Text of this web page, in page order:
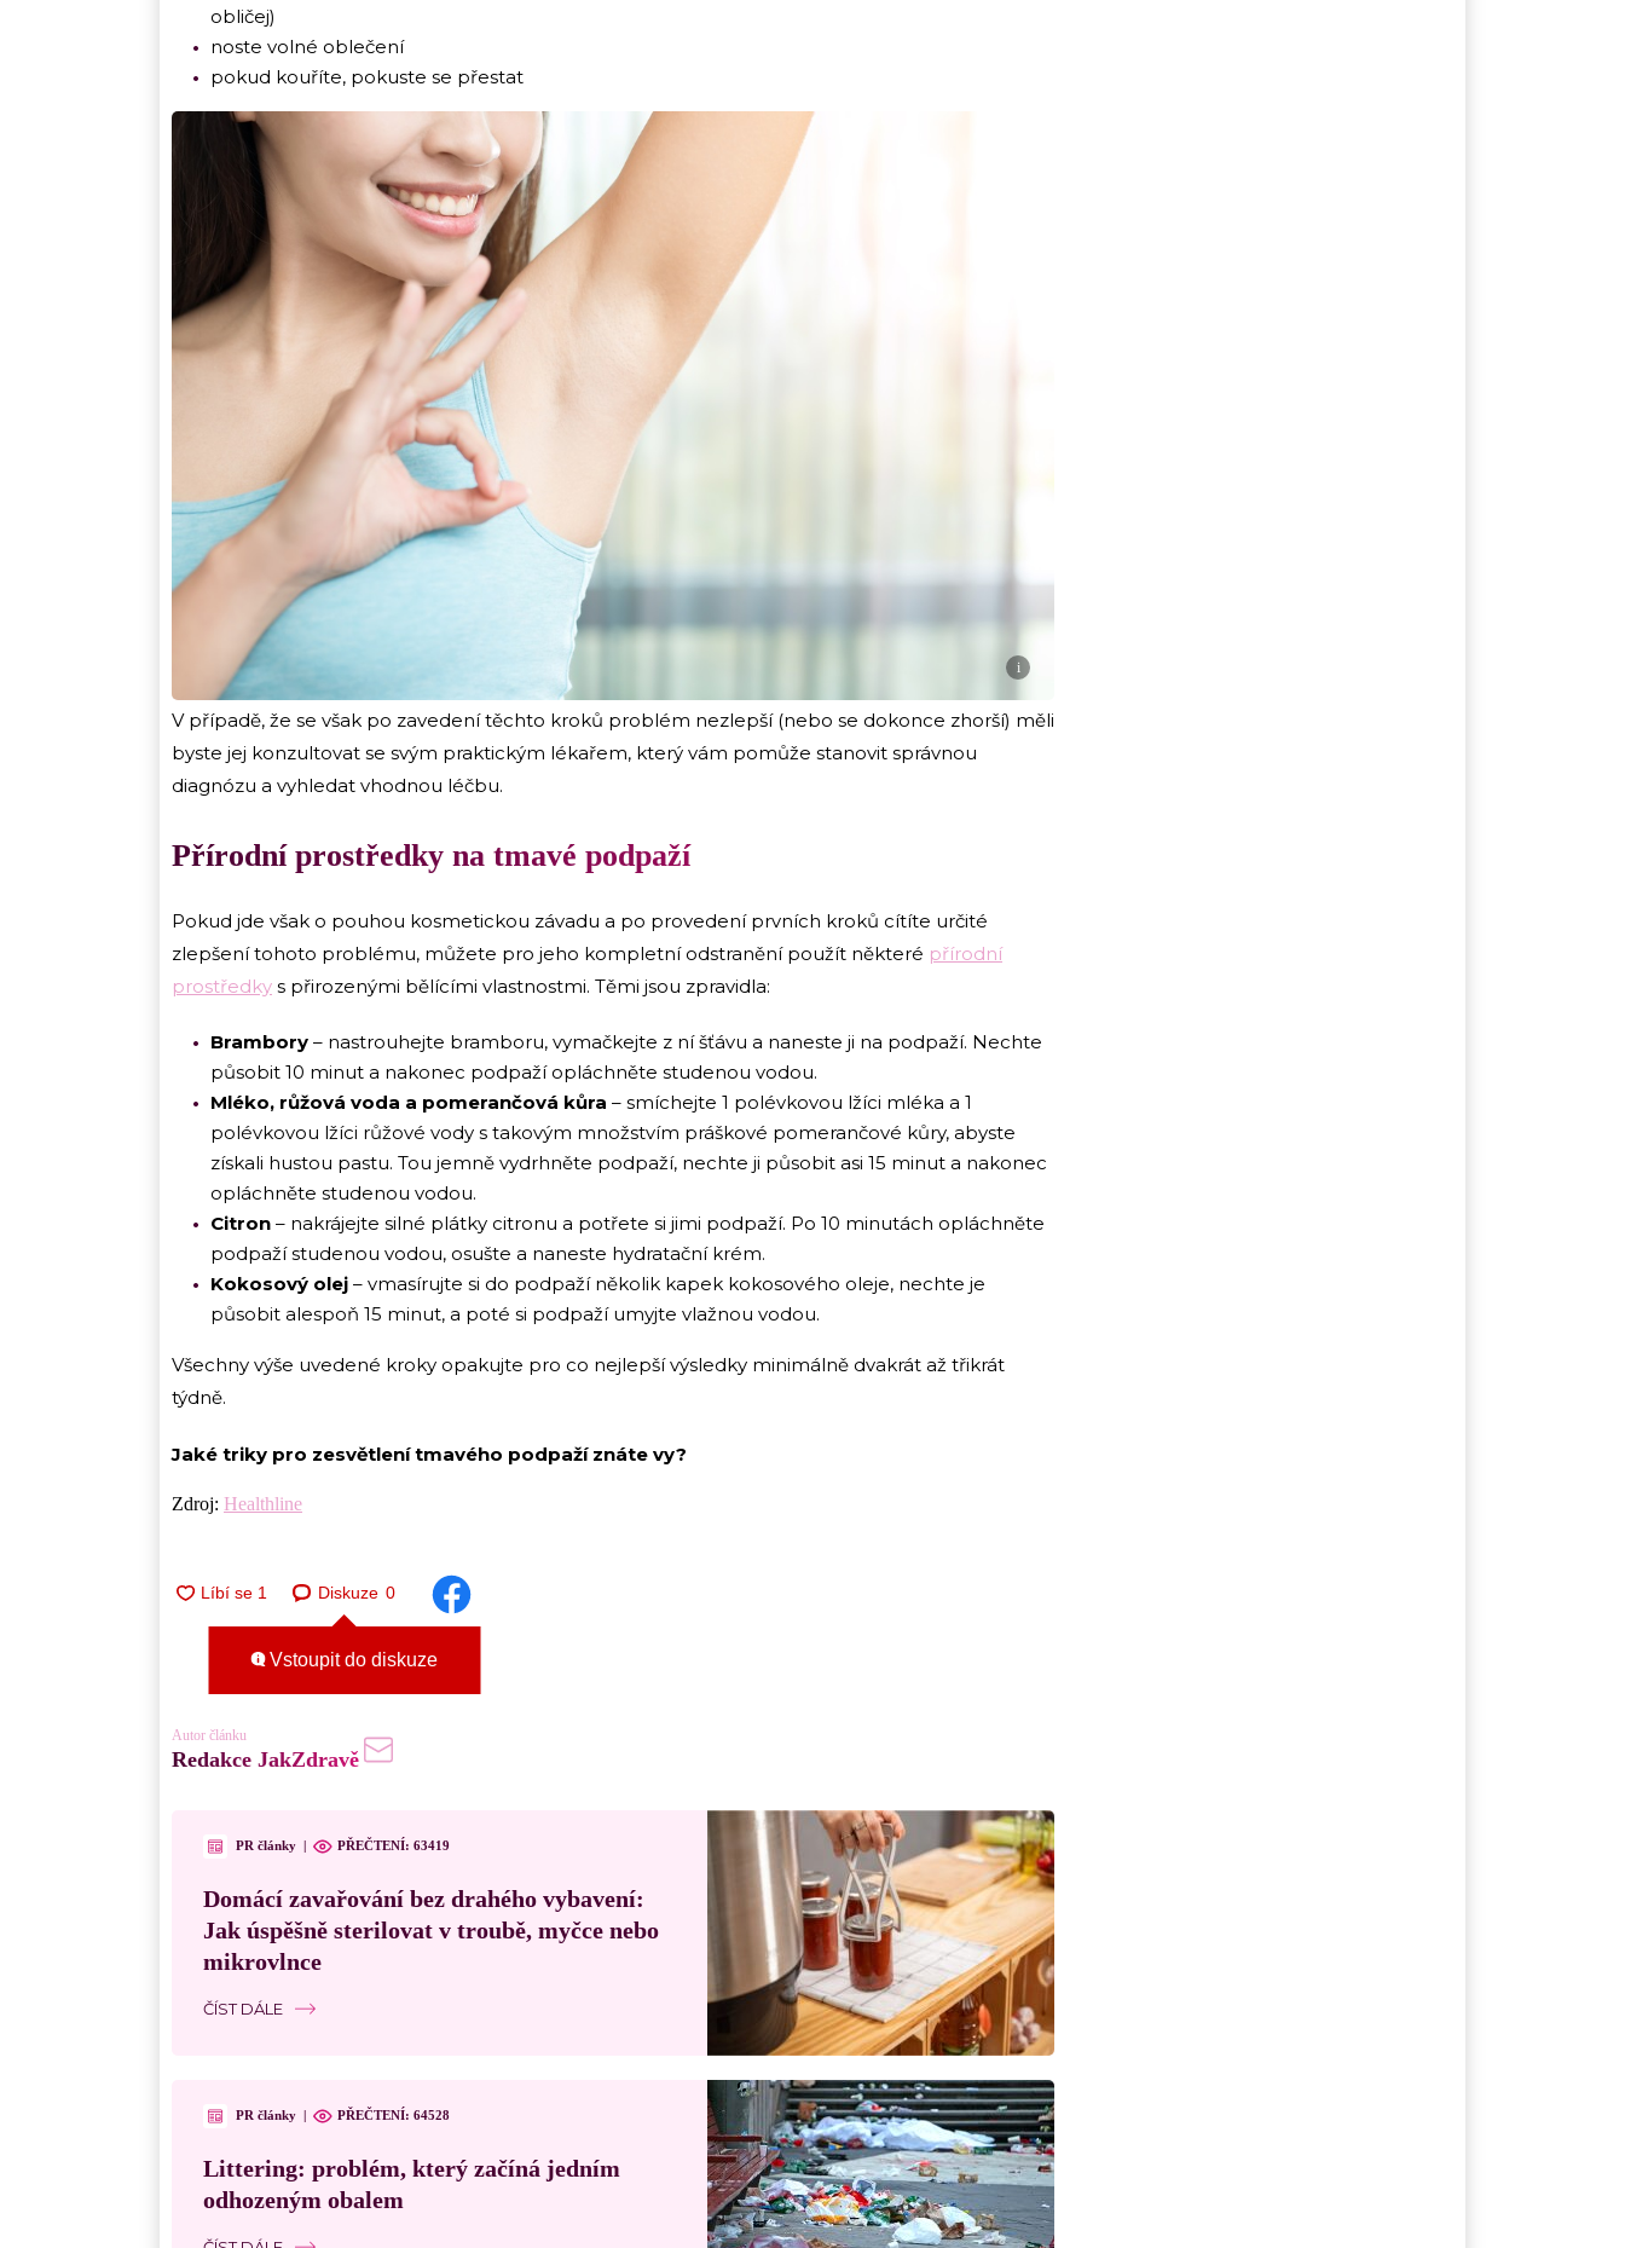
obličej)
noste volné oblečení
pokud kouříte, pokuste se přestat
i
V případě, že se však po zavedení těchto kroků problém nezlepší (nebo se dokonce zhorší) měli
byste jej konzultovat se svým praktickým lékařem, který vám pomůže stanovit správnou
diagnózu a vyhledat vhodnou léčbu.
Přírodní prostředky na tmavé podpaží
Pokud jde však o pouhou kosmetickou závadu a po provedení prvních kroků cítíte určité
zlepšení tohoto problému, můžete pro jeho kompletní odstranění použít některé přírodní
prostředky s přirozenými bělícími vlastnostmi. Těmi jsou zpravidla:
Brambory – nastrouhejte bramboru, vymačkejte z ní šťávu a naneste ji na podpaží. Nechte
působit 10 minut a nakonec podpaží opláchněte studenou vodou.
Mléko, růžová voda a pomerančová kůra – smíchejte 1 polévkovou lžíci mléka a 1
polévkovou lžíci růžové vody s takovým množstvím práškové pomerančové kůry, abyste
získali hustou pastu. Tou jemně vydrhněte podpaží, nechte ji působit asi 15 minut a nakonec
opláchněte studenou vodou.
Citron – nakrájejte silné plátky citronu a potřete si jimi podpaží. Po 10 minutách opláchněte
podpaží studenou vodou, osušte a naneste hydratační krém.
Kokosový olej – vmasírujte si do podpaží několik kapek kokosového oleje, nechte je
působit alespoň 15 minut, a poté si podpaží umyjte vlažnou vodou.
Všechny výše uvedené kroky opakujte pro co nejlepší výsledky minimálně dvakrát až třikrát
týdně.
Jaké triky pro zesvětlení tmavého podpaží znáte vy?
Zdroj: Healthline
Diskuze 0
Vstoupit do diskuze
Autor článku
Redakce JakZdravě
PR články PŘEČTENÍ: 63419
Domácí zavařování bez drahého vybavení:
Jak úspěšně sterilovat v troubě, myčce nebo
mikrovlnce
ČÍST DÁLE
PR články PŘEČTENÍ: 64528
Littering: problém, který začíná jedním
odhozeným obalem